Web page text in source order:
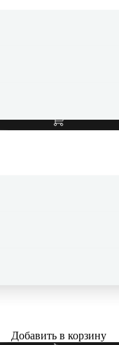
Добавить в корзину